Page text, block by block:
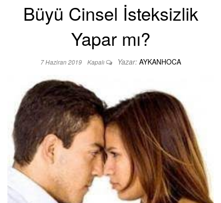
Büyü Cinsel İsteksizlik
Yapar mı?
7 Haziran 2019 Kapalı Yazar: AYKANHOCA